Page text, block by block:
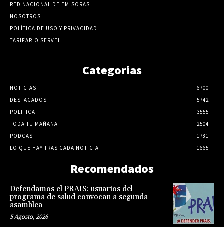
RED NACIONAL DE EMISORAS
NOSOTROS
POLÍTICA DE USO Y PRIVACIDAD
TARIFARIO SERVEL
Categorias
NOTICIAS
6700
DESTACADOS
5742
POLITICA
3555
TODA TU MAÑANA
2504
PODCAST
1781
LO QUE HAY TRAS CADA NOTICIA
1665
Recomendados
Defendamos el PRAIS: usuarios del
programa de salud convocan a segunda
asamblea
5 Agosto, 2026